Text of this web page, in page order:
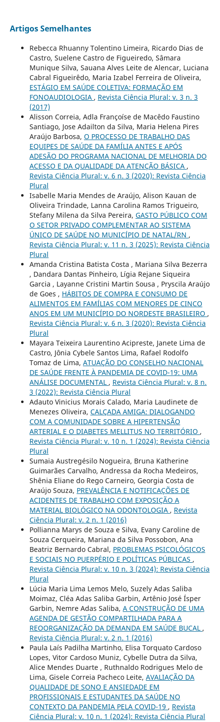
Artigos Semelhantes
Rebecca Rhuanny Tolentino Limeira, Ricardo Dias de
Castro, Suelene Castro de Figueiredo, Sâmara
Munique Silva, Sauana Alves Leite de Alencar, Luciana
Cabral Figueirêdo, Maria Izabel Ferreira de Oliveira,
ESTÁGIO EM SAÚDE COLETIVA: FORMAÇÃO EM
FONOAUDIOLOGIA , Revista Ciência Plural: v. 3 n. 3
(2017)
Alisson Correia, Adla Françoíse de Macêdo Faustino
Santiago, Jose Adailton da Silva, Maria Helena Pires
Araújo Barbosa, O PROCESSO DE TRABALHO DAS
EQUIPES DE SAÚDE DA FAMÍLIA ANTES E APÓS
ADESÃO DO PROGRAMA NACIONAL DE MELHORIA DO
ACESSO E DA QUALIDADE DA ATENÇÃO BÁSICA ,
Revista Ciência Plural: v. 6 n. 3 (2020): Revista Ciência
Plural
Isabelle Maria Mendes de Araújo, Alison Kauan de
Oliveira Trindade, Lanna Carolina Ramos Trigueiro,
Stefany Milena da Silva Pereira, GASTO PÚBLICO COM
O SETOR PRIVADO COMPLEMENTAR AO SISTEMA
ÚNICO DE SAÚDE NO MUNICÍPIO DE NATAL/RN ,
Revista Ciência Plural: v. 11 n. 3 (2025): Revista Ciência
Plural
Amanda Cristina Batista Costa , Mariana Silva Bezerra
, Dandara Dantas Pinheiro, Lígia Rejane Siqueira
Garcia , Layanne Cristini Martin Sousa , Pryscila Araújo
de Goes , HÁBITOS DE COMPRA E CONSUMO DE
ALIMENTOS EM FAMÍLIAS COM MENORES DE CINCO
ANOS EM UM MUNICÍPIO DO NORDESTE BRASILEIRO ,
Revista Ciência Plural: v. 6 n. 3 (2020): Revista Ciência
Plural
Mayara Teixeira Laurentino Acipreste, Janete Lima de
Castro, Jônia Cybele Santos Lima, Rafael Rodolfo
Tomaz de Lima, ATUAÇÃO DO CONSELHO NACIONAL
DE SAÚDE FRENTE À PANDEMIA DE COVID-19: UMA
ANÁLISE DOCUMENTAL , Revista Ciência Plural: v. 8 n.
3 (2022): Revista Ciência Plural
Adauto Vinicius Morais Calado, Maria Laudinete de
Menezes Oliveira, CALÇADA AMIGA: DIALOGANDO
COM A COMUNIDADE SOBRE A HIPERTENSÃO
ARTERIAL E O DIABETES MELLITUS NO TERRITÓRIO ,
Revista Ciência Plural: v. 10 n. 1 (2024): Revista Ciência
Plural
Sumaia Austregésilo Nogueira, Bruna Katherine
Guimarães Carvalho, Andressa da Rocha Medeiros,
Shênia Eliane do Rego Carneiro, Georgia Costa de
Araújo Souza, PREVALÊNCIA E NOTIFICAÇÕES DE
ACIDENTES DE TRABALHO COM EXPOSIÇÃO A
MATERIAL BIOLÓGICO NA ODONTOLOGIA , Revista
Ciência Plural: v. 2 n. 1 (2016)
Pollianna Marys de Souza e Silva, Evany Caroline de
Souza Cerqueira, Mariana da Silva Possobon, Ana
Beatriz Bernardo Cabral, PROBLEMAS PSICOLÓGICOS
E SOCIAIS NO PUERPÉRIO E POLÍTICAS PÚBLICAS ,
Revista Ciência Plural: v. 10 n. 3 (2024): Revista Ciência
Plural
Lúcia Maria Lima Lemos Melo, Suzely Adas Saliba
Moimaz, Cléa Adas Saliba Garbin, Artênio José Ísper
Garbin, Nemre Adas Saliba, A CONSTRUÇÃO DE UMA
AGENDA DE GESTÃO COMPARTILHADA PARA A
REOORGANIZAÇÃO DA DEMANDA EM SAÚDE BUCAL ,
Revista Ciência Plural: v. 2 n. 1 (2016)
Paula Laís Padilha Martinho, Elisa Torquato Cardoso
Lopes, Vitor Cardoso Muniz, Cybelle Dutra da Silva,
Alice Mendes Duarte , Ruthnaldo Rodrigues Melo de
Lima, Gisele Correia Pacheco Leite, AVALIAÇÃO DA
QUALIDADE DE SONO E ANSIEDADE EM
PROFISSIONAIS E ESTUDANTES DA SAÚDE NO
CONTEXTO DA PANDEMIA PELA COVID-19 , Revista
Ciência Plural: v. 10 n. 1 (2024): Revista Ciência Plural